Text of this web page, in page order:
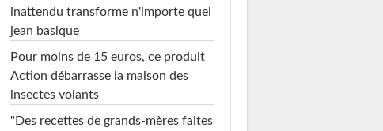
inattendu transforme n'importe quel
jean basique
Pour moins de 15 euros, ce produit
Action débarrasse la maison des
insectes volants
"Des recettes de grands-mères faites